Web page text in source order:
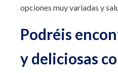
opciones muy variadas y
Podréis
y deliciosas